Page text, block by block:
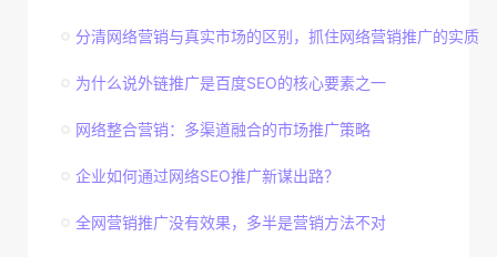
分清网络营销与真实市场的区别，抓住网络营销推广的实质
为什么说外链推广是百度SEO的核心要素之一
网络整合营销：多渠道融合的市场推广策略
企业如何通过网络SEO推广新谋出路？
全网营销推广没有效果，多半是营销方法不对